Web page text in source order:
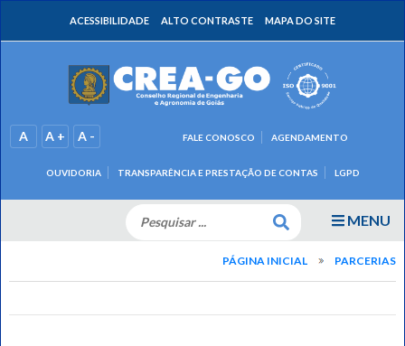
ACESSIBILIDADE ALTO CONTRASTE MAPA DO SITE
A A + A -
OUVIDORIA TRANSPARÊNCIA E PRESTAÇÃO DE CONTAS LGPD
FALE CONOSCO AGENDAMENTO
MENU
PÁGINA INICIAL PARCERIAS